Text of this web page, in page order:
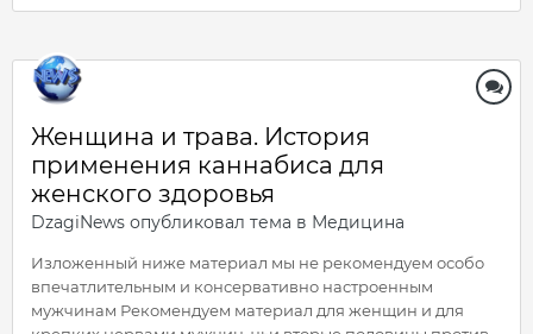
Женщина и трава. История
применения каннабиса для
женского здоровья
DzagiNews опубликовал тема в Медицина
Изложенный ниже материал мы не рекомендуем особо
впечатлительным и консервативно настроенным
мужчинам Рекомендуем материал для женщин и для